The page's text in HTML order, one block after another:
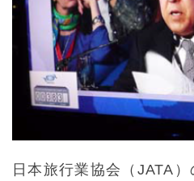
日本旅行業協会（JATA